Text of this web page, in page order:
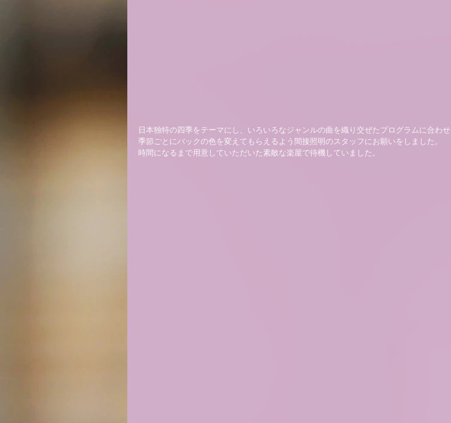
日本独特の四季をテーマにし、いろいろなジャンルの曲を織り交ぜたプログラムに合わせ
季節ごとにバックの色を変えてもらえるよう間接照明のスタッフにお願いをしました。
時間になるまで用意していただいた素敵な楽屋で待機していました。